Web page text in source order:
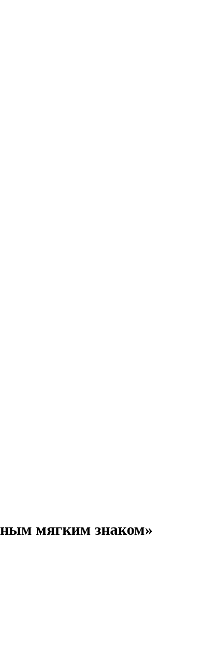
мягким знаком»